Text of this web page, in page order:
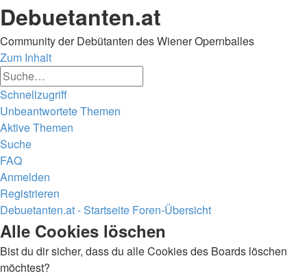
Debuetanten.at
Community der Debütanten des Wiener Opernballes
Zum Inhalt
Schnellzugriff
Unbeantwortete Themen
Aktive Themen
Suche
FAQ
Anmelden
Registrieren
Debuetanten.at - Startseite Foren-Übersicht
Suche
Alle Cookies löschen
Bist du dir sicher, dass du alle Cookies des Boards löschen
möchtest?